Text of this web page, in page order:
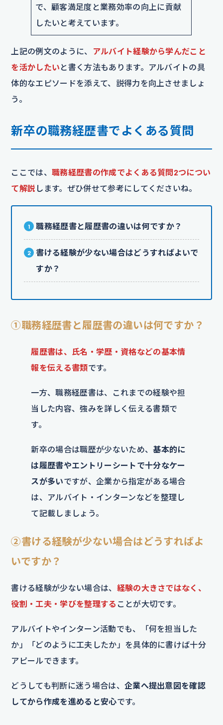
で、顧客満足度と業務効率の向上に貢献
したいと考えています。
上記の例文のように、
アルバイト経験から学んだこと
を活かしたい と書く方法もあります。アルバイトの具
体的なエピソードを添えて、説得力を向上させましょ
う。
新卒の職務経歴書でよくある質問
ここでは、 職務経歴書の作成でよくある質問2つについ
て解説 します。ぜひ併せて参考にしてくださいね。
職務経歴書と履歴書の違いは何ですか？
書ける経験が少ない場合はどうすればよいで
すか？
①職務経歴書と履歴書の違いは何ですか？
履歴書は、氏名・学歴・資格などの基本情
報を伝える書類です。
一方、職務経歴書は、これまでの経験や担
当した内容、強みを詳しく伝える書類で
す。
新卒の場合は職歴が少ないため、基本的に
は履歴書やエントリーシートで十分なケー
スが多いですが、企業から指定がある場合
は、アルバイト・インターンなどを整理し
て記載しましょう。
②書ける経験が少ない場合はどうすればよ
いですか？
書ける経験が少ない場合は、 経験の大きさではなく、
役割・工夫・学びを整理する ことが大切です。
アルバイトやインターン活動でも、「何を担当した
か」「どのように工夫したか」を具体的に書けば十分
アピールできます。
どうしても判断に迷う場合は、 企業へ提出意図を確認
してから作成を進めると安心です。